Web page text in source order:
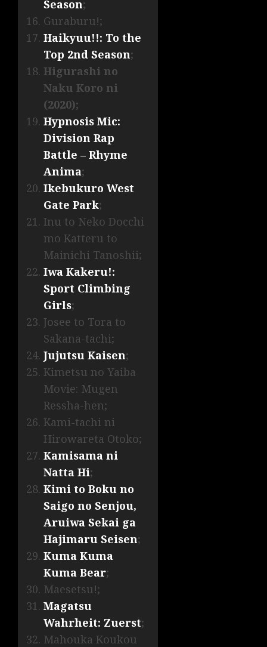
Season;
Guraburu!;
Haikyuu!!: To the
Top 2nd Season;
Higurashi no
Naku Koro ni
(2020);
Hypnosis Mic:
Division Rap
Battle – Rhyme
Anima;
Ikebukuro West
Gate Park;
Inu to Neko Docchi
mo Katteru to
Mainichi Tanoshii;
Iwa Kakeru!:
Sport Climbing
Girls;
Josee to Tora to
Sakana-tachi;
Jujutsu Kaisen;
Kimetsu no Yaiba
Movie: Mugen
Ressha-hen;
Kami-tachi ni
Hirowareta Otoko;
Kamisama ni
Natta Hi;
Kimi to Boku no
Saigo no Senjou,
Aruiwa Sekai ga
Hajimaru Seisen;
Kuma Kuma
Kuma Bear;
Maesetsu!;
Magatsu
Wahrheit: Zuerst;
Mahouka Koukou